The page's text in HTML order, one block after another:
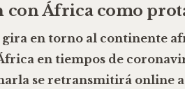
con África como
gira en torno al continente
en tiempos de
se retransmitirá online